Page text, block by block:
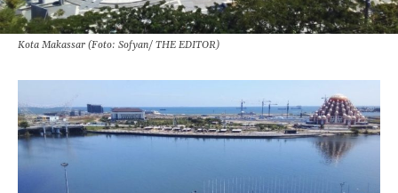
Kota Makassar (Foto: Sofyan/ THE EDITOR)